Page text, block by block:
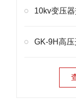
10kv变压
GK-9H高